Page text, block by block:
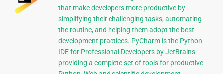
that make developers more productive by
simplifying their challenging tasks, automating
the routine, and helping them adopt the best
development practices. PyCharm is the Python
IDE for Professional Developers by JetBrains
providing a complete set of tools for productive